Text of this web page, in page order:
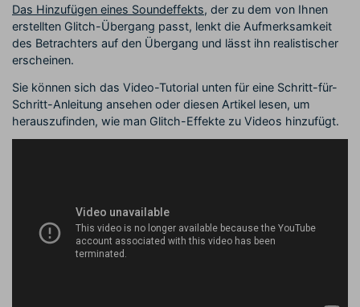
Das Hinzufügen eines Soundeffekts, der zu dem von Ihnen
erstellten Glitch-Übergang passt, lenkt die Aufmerksamkeit
des Betrachters auf den Übergang und lässt ihn realistischer
erscheinen.
Sie können sich das Video-Tutorial unten für eine Schritt-für-
Schritt-Anleitung ansehen oder diesen Artikel lesen, um
herauszufinden, wie man Glitch-Effekte zu Videos hinzufügt.